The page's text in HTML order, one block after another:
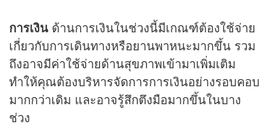
การเงิน ด้านการเงินในช่วงนี้มีเกณฑ์ต้องใช้จ่าย
เกี่ยวกับการเดินทางหรือยานพาหนะมากขึ้น รวม
ถึงอาจมีค่าใช้จ่ายด้านสุขภาพเข้ามาเพิ่มเติม
ทำให้คุณต้องบริหารจัดการการเงินอย่างรอบคอบ
มากกว่าเดิม และอาจรู้สึกตึงมือมากขึ้นในบาง
ช่วง